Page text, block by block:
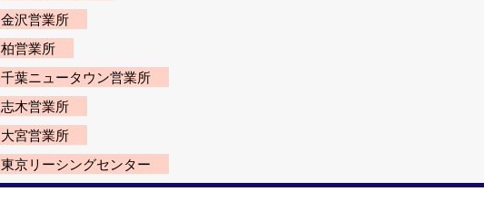
金沢営業所
柏営業所
千葉ニュータウン営業所
志木営業所
大宮営業所
東京リーシングセンター